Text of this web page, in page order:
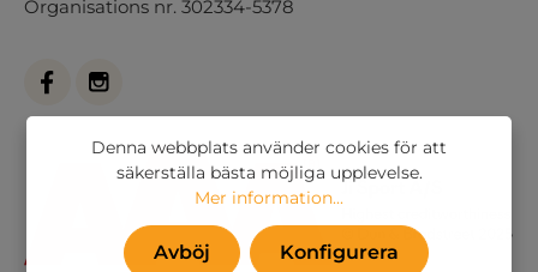
Organisations nr. 302334-5378
Denna webbplats använder cookies för att
säkerställa bästa möjliga upplevelse.
Mer information...
Avböj Konfigurera